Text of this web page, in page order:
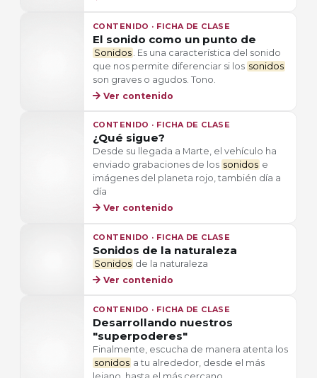
CONTENIDO · FICHA DE CLASE
El sonido como un punto de
Sonidos . Es una característica del sonido
que nos permite diferenciar si los sonidos
son graves o agudos. Tono.
Ver contenido
CONTENIDO · FICHA DE CLASE
¿Qué sigue?
Desde su llegada a Marte, el vehículo ha
enviado grabaciones de los sonidos e
imágenes del planeta rojo, también día a
día
Ver contenido
CONTENIDO · FICHA DE CLASE
Sonidos de la naturaleza
Sonidos de la naturaleza
Ver contenido
CONTENIDO · FICHA DE CLASE
Desarrollando nuestros
"superpoderes"
Finalmente, escucha de manera atenta los
sonidos a tu alrededor, desde el más